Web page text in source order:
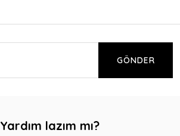
GÖNDER
Yardım lazım mı?